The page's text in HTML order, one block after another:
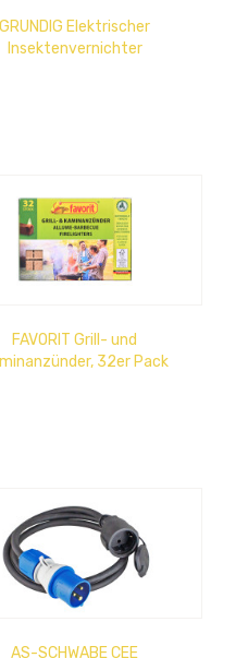
GRUNDIG Elektrischer
Insektenvernichter
FAVORIT Grill- und
32er Pack
AS-SCHWABE CEE